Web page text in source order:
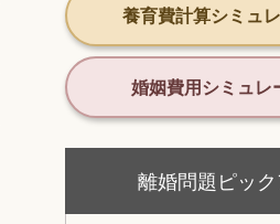
養育費計算シミュ
婚姻費用シミュレ
離婚問題ピッ